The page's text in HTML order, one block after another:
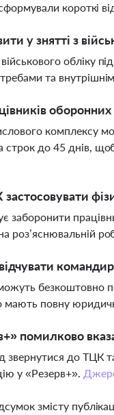
короткі
у знятті з
обліку
та
комплексу
до 45 днів,
роз’яснювальній
безкоштовно
повну
помилково
звернутися до
у «Резерв+».
змісту